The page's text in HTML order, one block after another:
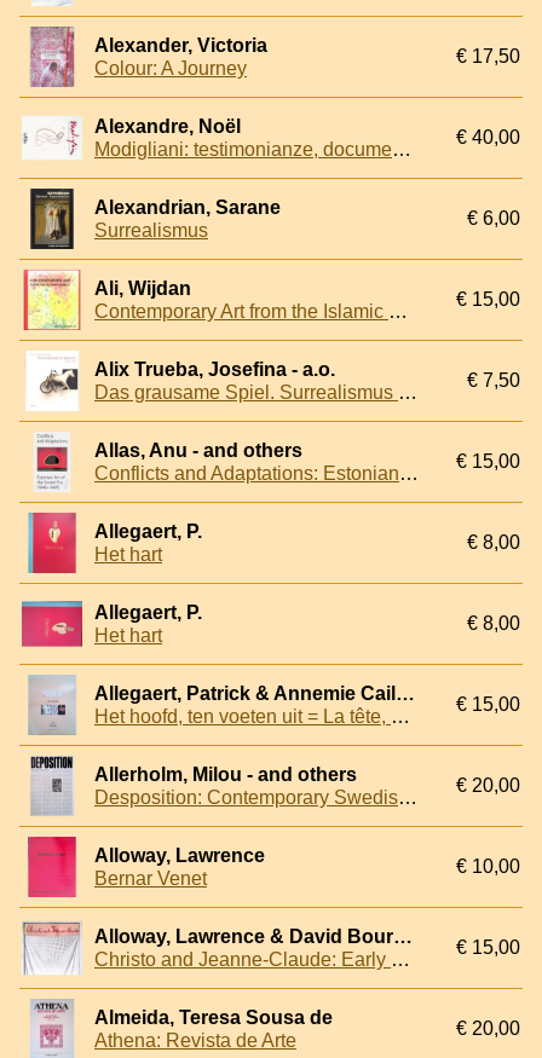
Alexander, Victoria
Colour: A Journey
€ 17,50
Alexandre, Noël
Modigliani: testimonianze, documenti e disegni inediti provenienti dalla collezione del Dottor Paul Alexandre
€ 40,00
Alexandrian, Sarane
Surrealismus
€ 6,00
Ali, Wijdan
Contemporary Art from the Islamic World
€ 15,00
Alix Trueba, Josefina - a.o.
Das grausame Spiel. Surrealismus in Spanien 1924 - 1939
€ 7,50
Allas, Anu - and others
Conflicts and Adaptations: Estonian Art of the Soviet Era (1940-1991)
€ 15,00
Allegaert, P.
Het hart
€ 8,00
Allegaert, P.
Het hart
€ 8,00
Allegaert, Patrick & Annemie Cailliau - and others
Het hoofd, ten voeten uit = La tête, un portrait en pied = The head, a full-lenght portrait
€ 15,00
Allerholm, Milou - and others
Desposition: Contemporary Swedish Art in Venice, 15 June - 31 August 1997
€ 20,00
Alloway, Lawrence
Bernar Venet
€ 10,00
Alloway, Lawrence & David Bourdn - and others
Christo and Jeanne-Claude: Early Works 1958-1969
€ 15,00
Almeida, Teresa Sousa de
Athena: Revista de Arte
€ 20,00